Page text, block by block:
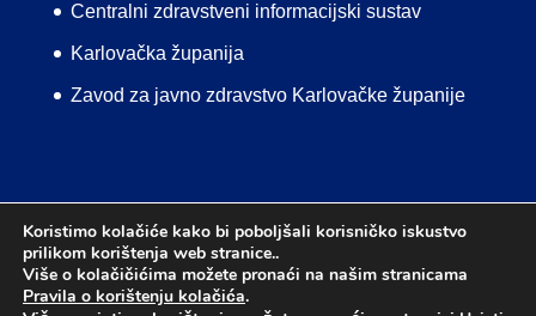
Centralni zdravstveni informacijski sustav
Karlovačka županija
Zavod za javno zdravstvo Karlovačke županije
Uvjeti korištenja
Pravila o korištenju kolačića
Mapa web stranice
Koristimo kolačiće kako bi poboljšali korisničko iskustvo
prilikom korištenja web stranice..
Više o kolačičićima možete pronaći na našim stranicama
Pravila o korištenju kolačića.